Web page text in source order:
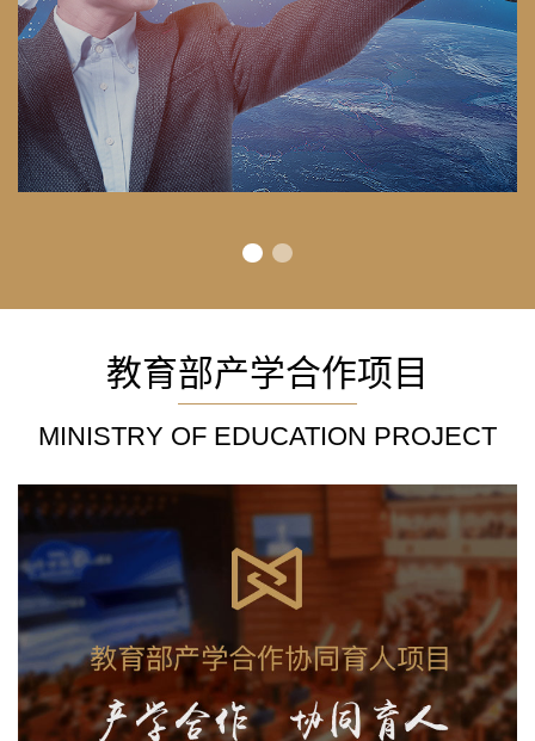
教育部产学合作项目
MINISTRY OF EDUCATION PROJECT